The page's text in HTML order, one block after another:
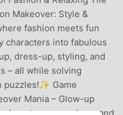
Makeover: Style &
fashion meets fun
characters into fabulous
dress-up, styling, and
– all while solving
puzzles!✨ Game
Mania – Glow-up